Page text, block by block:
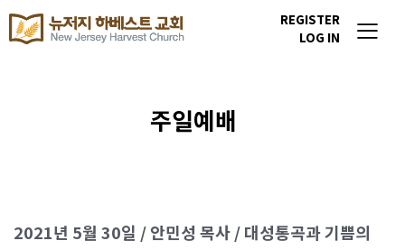
REGISTER
LOG IN
주일예배
2021년 5월 30일 / 안민성 목사 / 대성통곡과 기쁨의